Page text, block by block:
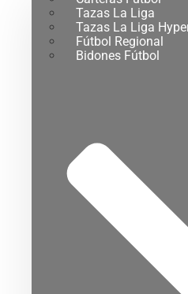
Tazas La Liga
Tazas La Liga
Fútbol Regional
Bidones Fútbol